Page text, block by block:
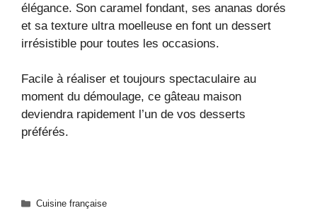
élégance. Son caramel fondant, ses ananas dorés
et sa texture ultra moelleuse en font un dessert
irrésistible pour toutes les occasions.
Facile à réaliser et toujours spectaculaire au
moment du démoulage, ce gâteau maison
deviendra rapidement l’un de vos desserts
préférés.
Categories
Cuisine française